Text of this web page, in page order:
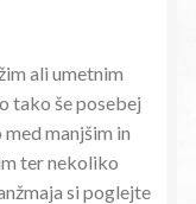
ali umetnim
tako še posebej
manjšim in
ter nekoliko
si poglejte